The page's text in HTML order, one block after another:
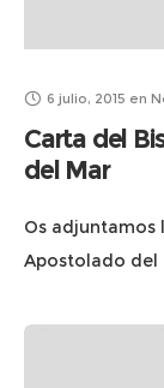
6 julio, 2015 en
Carta del
del Mar
Os
Apostolado del
Promotor del